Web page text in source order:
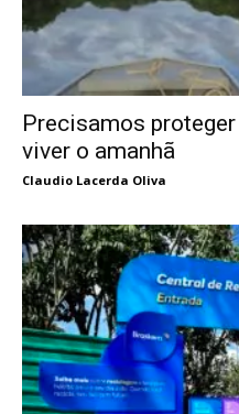
Precisamos
viver o amanhã
Claudio Lacerda Oliva